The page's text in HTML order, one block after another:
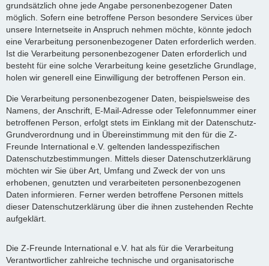
grundsätzlich ohne jede Angabe personenbezogener Daten
möglich. Sofern eine betroffene Person besondere Services über
unsere Internetseite in Anspruch nehmen möchte, könnte jedoch
eine Verarbeitung personenbezogener Daten erforderlich werden.
Ist die Verarbeitung personenbezogener Daten erforderlich und
besteht für eine solche Verarbeitung keine gesetzliche Grundlage,
holen wir generell eine Einwilligung der betroffenen Person ein.
Die Verarbeitung personenbezogener Daten, beispielsweise des
Namens, der Anschrift, E-Mail-Adresse oder Telefonnummer einer
betroffenen Person, erfolgt stets im Einklang mit der Datenschutz-
Grundverordnung und in Übereinstimmung mit den für die Z-
Freunde International e.V. geltenden landesspezifischen
Datenschutzbestimmungen. Mittels dieser Datenschutzerklärung
möchten wir Sie über Art, Umfang und Zweck der von uns
erhobenen, genutzten und verarbeiteten personenbezogenen
Daten informieren. Ferner werden betroffene Personen mittels
dieser Datenschutzerklärung über die ihnen zustehenden Rechte
aufgeklärt.
Die Z-Freunde International e.V. hat als für die Verarbeitung
Verantwortlicher zahlreiche technische und organisatorische